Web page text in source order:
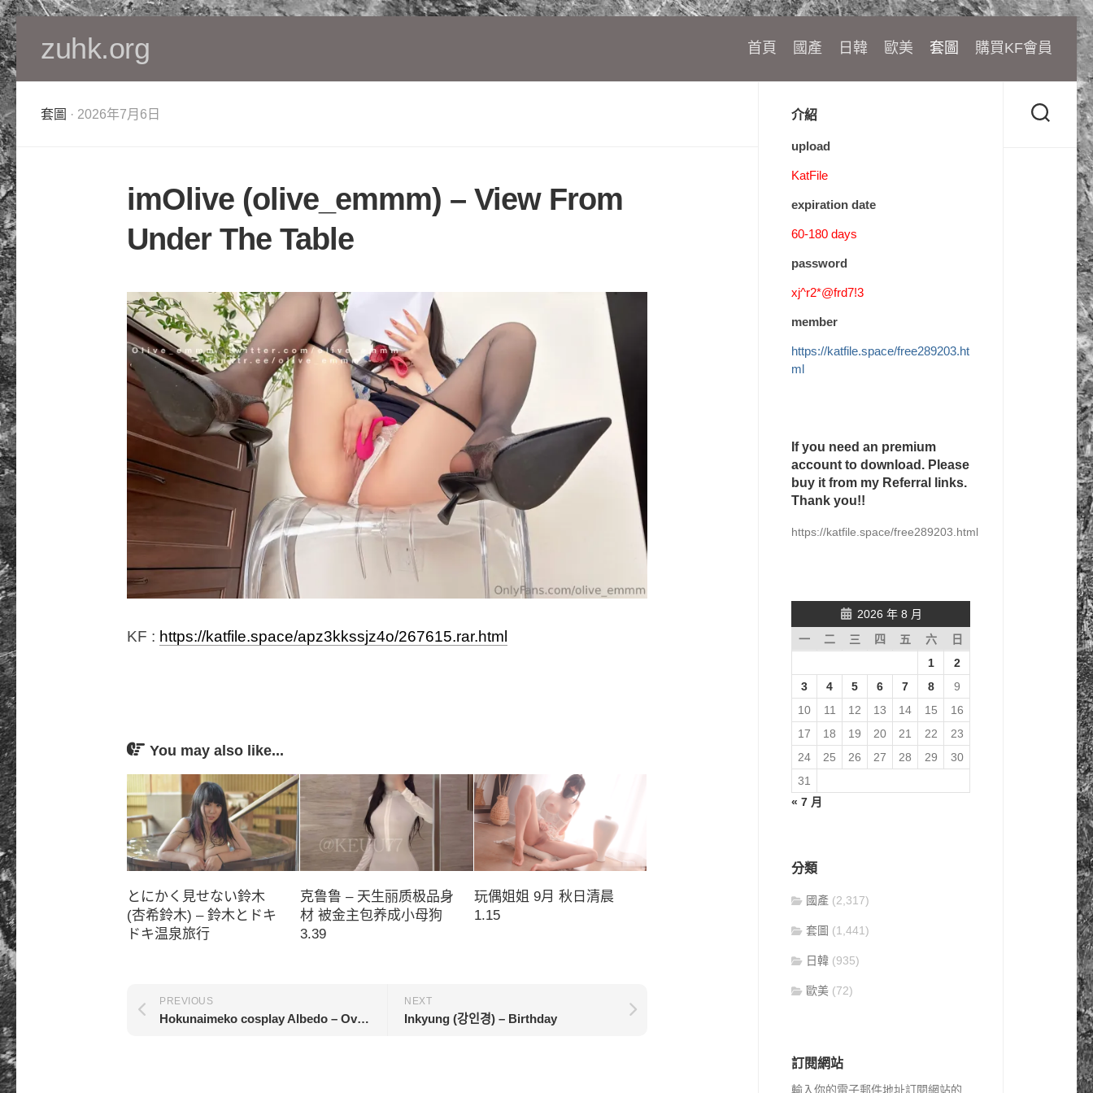
Skip
to
content
zuhk.org 首頁 國產 日韓 歐美 套圖 購買KF會員
套圖 · 2026年7月6日
imOlive (olive_emmm) – View From
Under The Table
KF : https://katfile.space/apz3kkssjz4o/267615.rar.html
You may also like...
とにかく見せない鈴木
(杏希鈴木) – 鈴木とドキ
ドキ温泉旅行
克鲁鲁 – 天生丽质极品身
材 被金主包养成小母狗
3.39
玩偶姐姐 9月 秋日清晨
1.15
NEXT
Inkyung (강인경) – Birthday
PREVIOUS
Hokunaimeko cosplay Albedo – Overlord
介紹
upload
KatFile
expiration date
60-180 days
password
xj^r2*@frd7!3
member
https://katfile.space/free289203.ht
ml
If you need an premium
account to download. Please
buy it from my Referral links.
Thank you!!
https://katfile.space/free289203.html
2026 年 8 月
一
二 三 四 五 六
日
1
2
3
4 5 6 7 8
9
10
11 12 13 14 15
16
17
18 19 20 21 22
23
24
25 26 27 28 29
30
31
« 7 月
分類
國產 (2,317)
套圖 (1,441)
日韓 (935)
歐美 (72)
訂閱網站
輸入你的電子郵件地址訂閱網站的